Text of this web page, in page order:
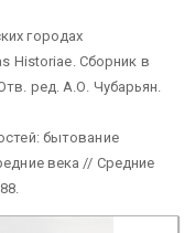
городах
Historiae. Сборник в
ред. А.О. Чубарьян.
бытование
века // Средние